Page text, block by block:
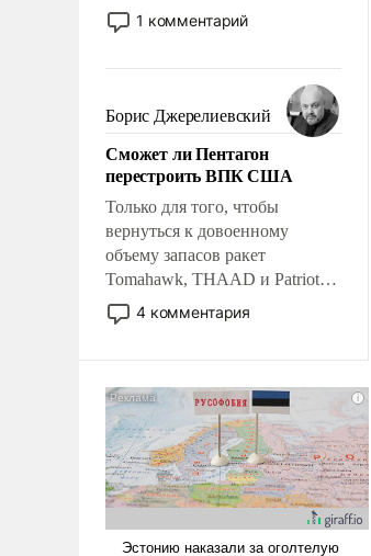
применение которых уже
стало обыденностью. Задача по
сложна и амбициозна. Однако
и ее реализация радикально
поднимет наши боевые
возможности.
1 комментарий
Борис Джерелиевский
Сможет ли Пентагон
перестроить ВПК США
Только для того, чтобы
вернуться к довоенному
объему запасов ракет
Tomahawk, THAAD и Patriot
США потребуется более трех
лет. Даже небольшая война с
Сложившаяся ситуация
означает многолетний период
уязвимости США, например,
перед Китаем.
4 комментария